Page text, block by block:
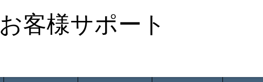
お客様サポート